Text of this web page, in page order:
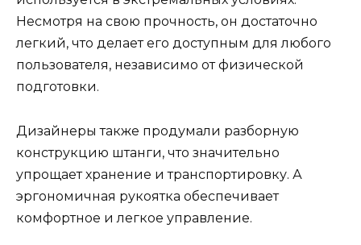
Несмотря на свою прочность, он достаточно
легкий, что делает его доступным для любого
пользователя, независимо от физической
подготовки.
Дизайнеры также продумали разборную
конструкцию штанги, что значительно
упрощает хранение и транспортировку. А
эргономичная рукоятка обеспечивает
комфортное и легкое управление.